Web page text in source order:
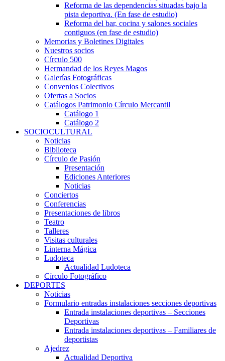
Reforma de las dependencias situadas bajo la
pista deportiva. (En fase de estudio)
Reforma del bar, cocina y salones sociales
contiguos (en fase de estudio)
Memorias y Boletines Digitales
Nuestros socios
Círculo 500
Hermandad de los Reyes Magos
Galerías Fotográficas
Convenios Colectivos
Ofertas a Socios
Catálogos Patrimonio Círculo Mercantil
Catálogo 1
Catálogo 2
SOCIOCULTURAL
Noticias
Biblioteca
Círculo de Pasión
Presentación
Ediciones Anteriores
Noticias
Conciertos
Conferencias
Presentaciones de libros
Teatro
Talleres
Visitas culturales
Linterna Mágica
Ludoteca
Actualidad Ludoteca
Círculo Fotográfico
DEPORTES
Noticias
Formulario entradas instalaciones secciones deportivas
Entrada instalaciones deportivas – Secciones
Deportivas
Entrada instalaciones deportivas – Familiares de
deportistas
Ajedrez
Actualidad Deportiva